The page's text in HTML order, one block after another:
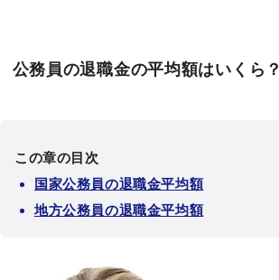
公務員の退職金の平均額はいくら？
この章の目次
国家公務員の退職金平均額
地方公務員の退職金平均額